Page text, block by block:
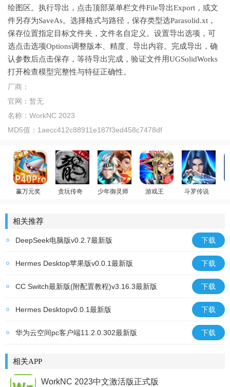
绘图区。执行导出，点击顶部菜单栏文件File导出Export，或文
件另存为SaveAs。选择格式与路径，保存类型选Parasolid.xt，
保存位置指定目标文件夹，文件名自定义。设置导出选项，可
选点击选项Options调整版本、精度、导出内容。完成导出，确
认参数后点击保存，等待导出完成，验证文件用UGSolidWorks
打开检查模型完整性与特征正确性。
厂商：
官网： 暂无
名称： WorkNC 2023
MD5值： 1aecc412c88911e187f3ed458c7478df
姚记捕鱼
贪玩传奇
少年御灵师
游戏王
斗罗传说
相关推荐
DeepSeek电脑版v0.2.7最新版 下载
Hermes Desktop苹果版v0.0.1最新版 下载
CC Switch最新版(附配置教程)v3.16.3最新版 下载
Hermes Desktopv0.0.1最新版 下载
华为云空间pc客户端11.2.0.302最新版 下载
相关APP
WorkNC 2023中文激活版正式版